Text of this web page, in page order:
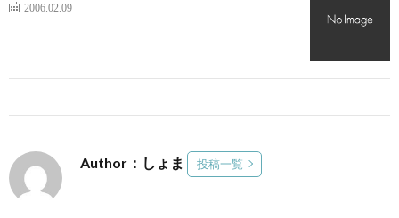
2006.02.09
Author：しょま 投稿一覧